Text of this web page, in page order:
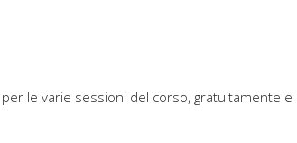
le varie sessioni del corso, gratuitamente e